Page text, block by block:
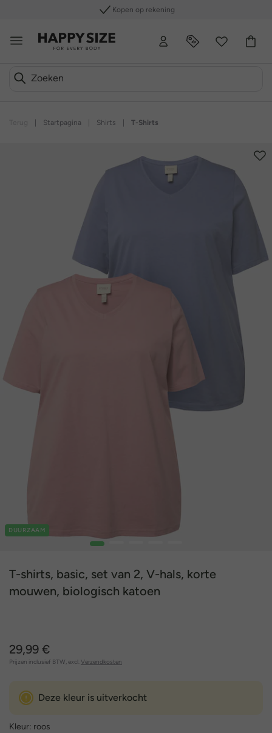
Startpagina Shirts T-Shirts
DUURZAAM
1
T-shirts, basic, set van 2, V-hals, korte
mouwen, biologisch katoen
29,99 €
Prijzen inclusief BTW, excl. Verzendkosten
Deze kleur is uitverkocht
Kleur: roos